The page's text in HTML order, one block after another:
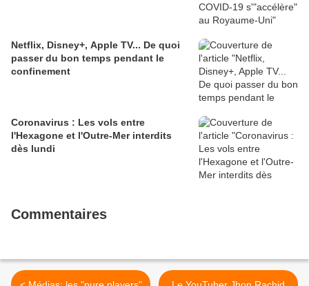
Netflix, Disney+, Apple TV... De quoi
passer du bon temps pendant le
confinement
Coronavirus : Les vols entre
l'Hexagone et l'Outre-Mer interdits
dès lundi
Commentaires